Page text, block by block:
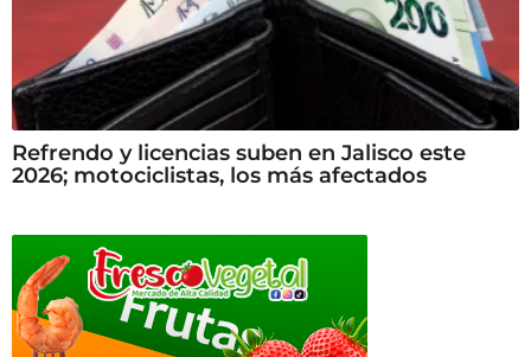
Refrendo y licencias suben en Jalisco este
2026; motociclistas, los más afectados